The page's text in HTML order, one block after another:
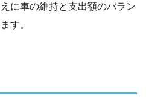
に車の維持と支出額のバラン
す。